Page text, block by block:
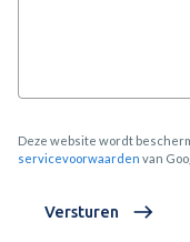
Deze website wordt
servicevoorwaarden van
Versturen